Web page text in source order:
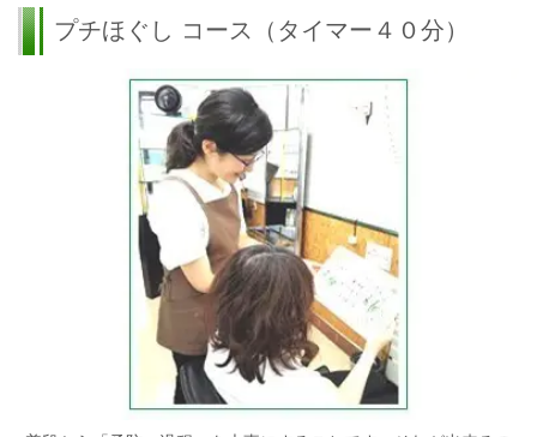
プチほぐし コース （タイマー４０分）